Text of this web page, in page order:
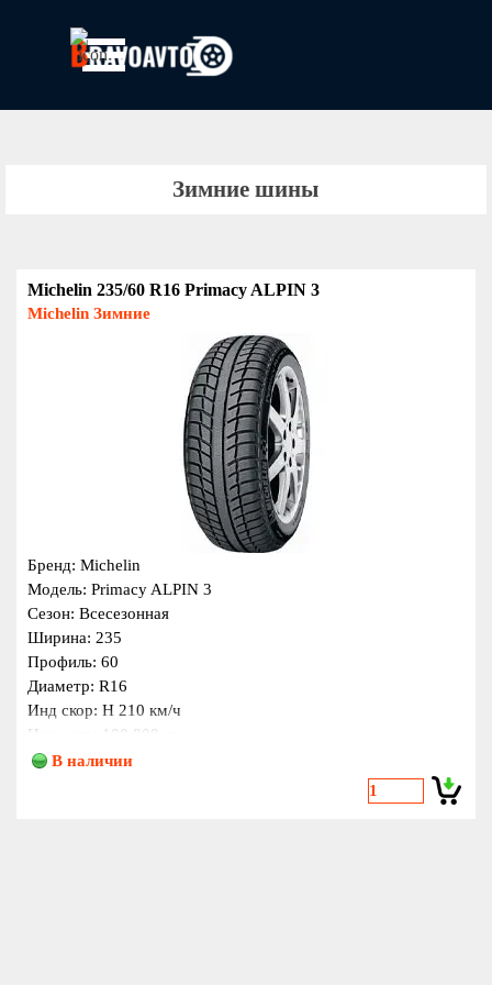
Зимние шины
Michelin 235/60 R16 Primacy ALPIN 3
Michelin Зимние
Бренд: Michelin
Модель: Primacy ALPIN 3
Сезон: Всесезонная
Ширина: 235
Профиль: 60
Диаметр: R16
Инд скор: H 210 км/ч
Инд нагр: 100 800 кг
Страна: Венгрия
В наличии